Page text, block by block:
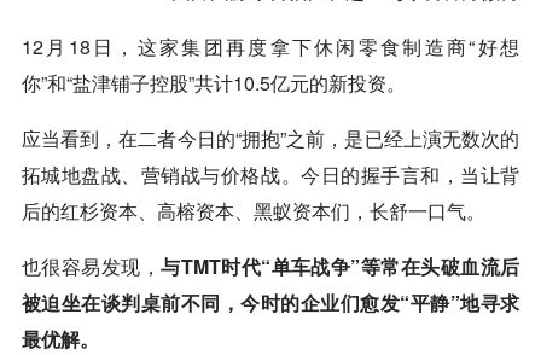
12月18日，这家集团再度拿下休闲零食制造商“好想
你”和“盐津铺子控股”共计10.5亿元的新投资。
应当看到，在二者今日的“拥抱”之前，是已经上演无数次的
拓城地盘战、营销战与价格战。今日的握手言和，当让背
后的红杉资本、高榕资本、黑蚁资本们，长舒一口气。
也很容易发现，与TMT时代“单车战争”等常在头破血流后
被迫坐在谈判桌前不同，今时的企业们愈发“平静”地寻求
最优解。